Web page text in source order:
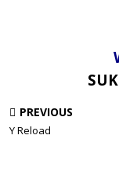
PREVIOUS
Y Reload